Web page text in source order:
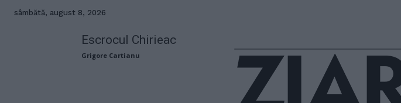
sâmbătă, august 8, 2026
Escrocul Chirieac
Grigore Cartianu